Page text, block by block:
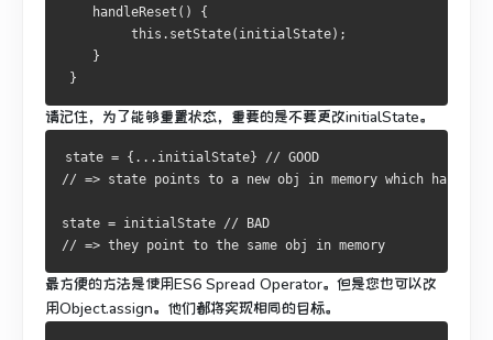
    handleReset() {
         this.setState(initialState);
    }
}
请记住，为了能够重置状态，重要的是不要更改initialState。
state = {...initialState} // GOOD
// => state points to a new obj in memory which has
state = initialState // BAD
// => they point to the same obj in memory
最方便的方法是使用ES6 Spread Operator。 但是您也可以改
用Object.assign。 他们都将实现相同的目标。